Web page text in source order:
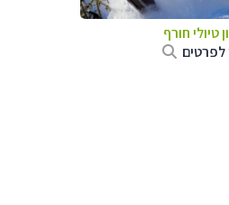
טיולי חורף